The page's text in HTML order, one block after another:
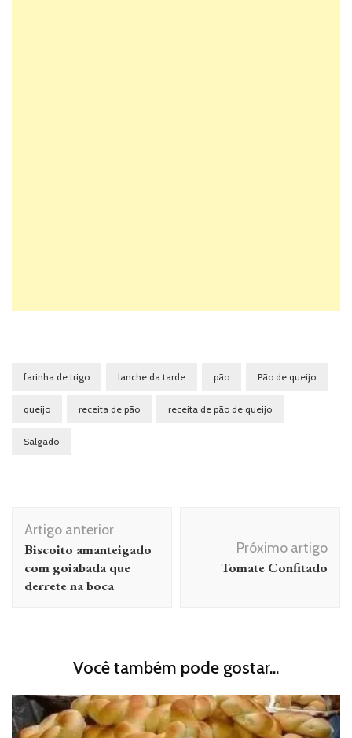
farinha de trigo lanche da tarde pão Pão de queijo
queijo receita de pão receita de pão de queijo
Salgado
Navegação
de
post
Artigo anterior
Biscoito amanteigado
com goiabada que
derrete na boca
Próximo artigo
Tomate Confitado
Você também pode gostar...